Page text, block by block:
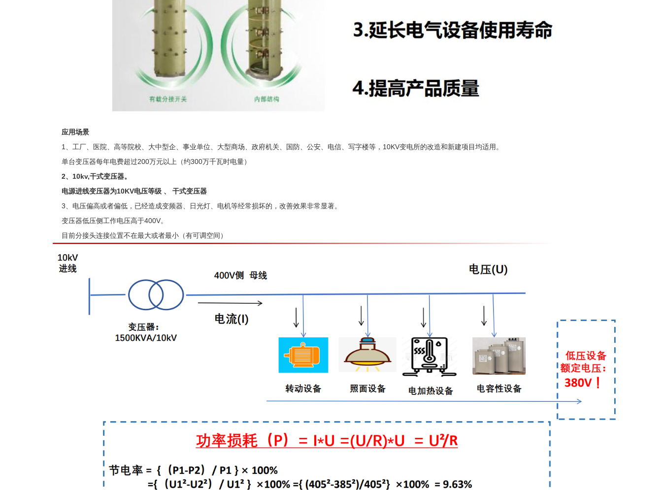
应用场景
1、工厂、医院、高等院校、大中型企、事业单位、大型商场、政府机关、国防、公安、电信、写字楼等，10KV变电所的改造和新建项目均适用。
单台变压器每年电费超过200万元以上（约300万千瓦时电量）
2、10kv,干式变压器。
电源进线变压器为10KV电压等级 、
干式变压器
3、电压偏高或者偏低，已经造成变频器、日光灯、电机等经常损坏的，改善效果非常显著。
变压器低压侧工作电压高于400V。
目前分接头连接位置不在最大或者最小（有可调空间）